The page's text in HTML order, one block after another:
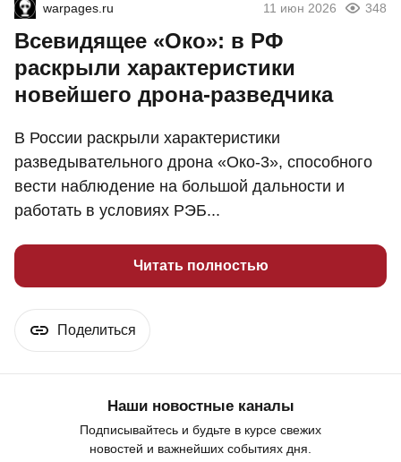
warpages.ru 11 июн 2026 348
Всевидящее «Око»: в РФ
раскрыли характеристики
новейшего дрона-разведчика
В России раскрыли характеристики
разведывательного дрона «Око-3», способного
вести наблюдение на большой дальности и
работать в условиях РЭБ...
Читать полностью
Поделиться
Наши новостные каналы
Подписывайтесь и будьте в курсе свежих
новостей и важнейших событиях дня.